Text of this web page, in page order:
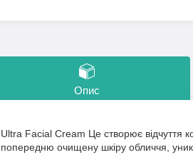
Опис
Ultra Facial Cream Це створює відчуття
попередню очищену шкіру обличчя,